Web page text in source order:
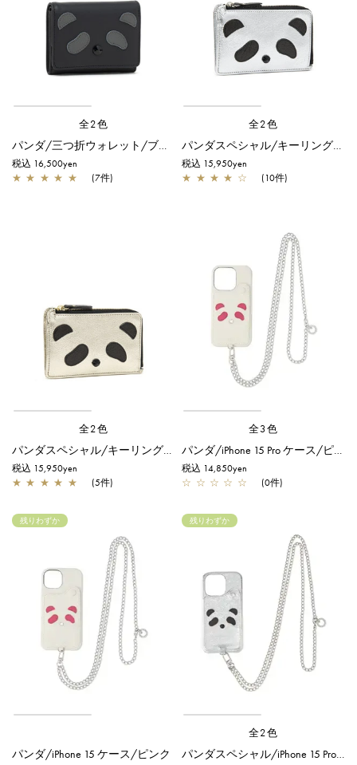
全2色
パンダ/三つ折ウォレット/ブラック×ブラック
税込 16,500yen
★ ★ ★ ★ ★ (7件)
全2色
パンダスペシャル/キーリング付きフラグメントケース/シルバー
税込 15,950yen
★ ★ ★ ★ ☆ (10件)
全2色
パンダスペシャル/キーリング付きフラグメントケース/シャンパンゴールド
税込 15,950yen
★ ★ ★ ★ ★ (5件)
全3色
パンダ/iPhone 15 Pro ケース/ピンク
税込 14,850yen
☆ ☆ ☆ ☆ ☆ (0件)
残りわずか
パンダ/iPhone 15 ケース/ピンク
残りわずか
全2色
パンダスペシャル/iPhone 15 Pro ケース/シルバー